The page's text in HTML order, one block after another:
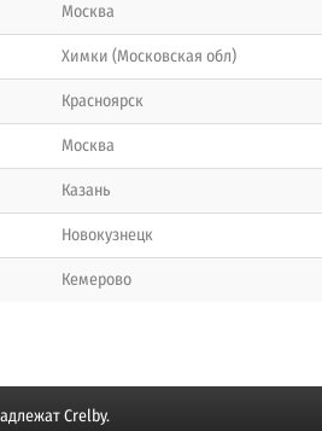
Москва
Химки (Московская обл)
Красноярск
Москва
Казань
Новокузнецк
Кемерово
Crelby.